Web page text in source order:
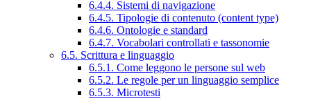
6.4.4. Sistemi di navigazione
6.4.5. Tipologie di contenuto (content type)
6.4.6. Ontologie e standard
6.4.7. Vocabolari controllati e tassonomie
6.5. Scrittura e linguaggio
6.5.1. Come leggono le persone sul web
6.5.2. Le regole per un linguaggio semplice
6.5.3. Microtesti